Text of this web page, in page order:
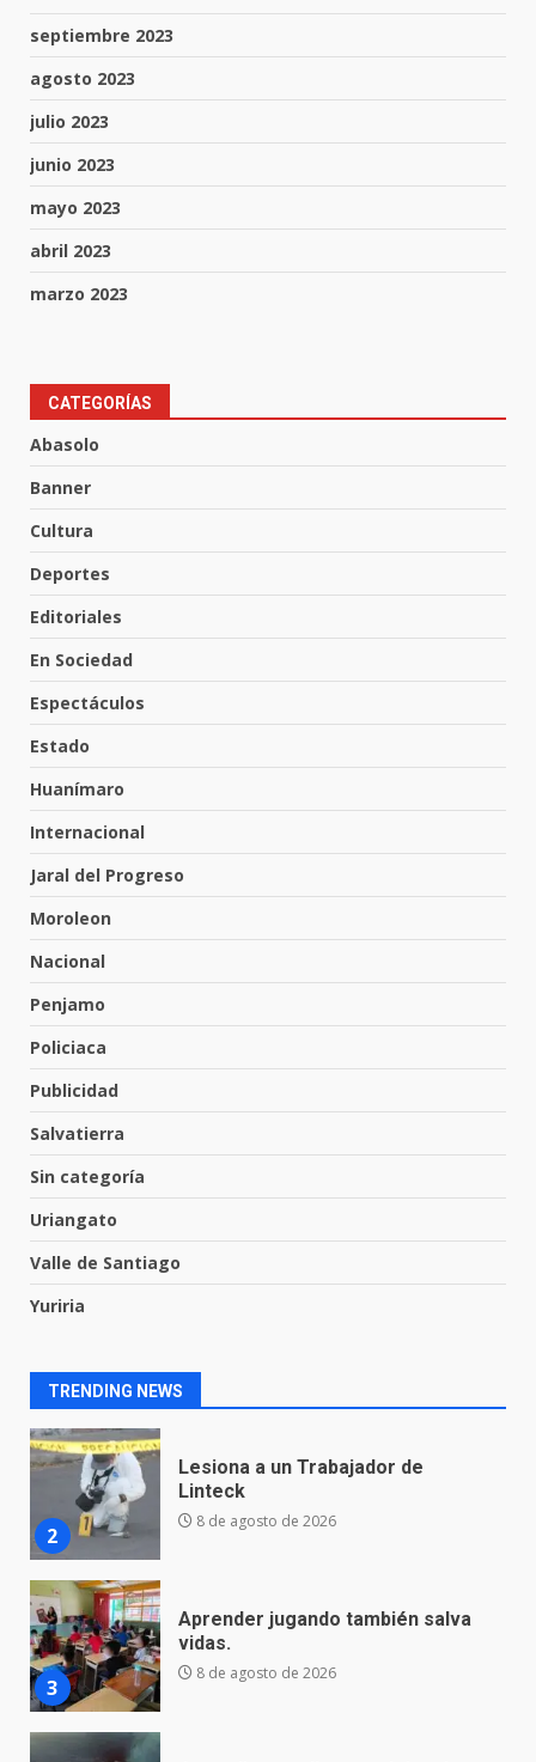
septiembre 2023
agosto 2023
julio 2023
junio 2023
mayo 2023
abril 2023
marzo 2023
CATEGORÍAS
Abasolo
Banner
Cultura
Deportes
Editoriales
En Sociedad
Espectáculos
Estado
Huanímaro
Internacional
Jaral del Progreso
Moroleon
Nacional
Penjamo
Policiaca
Publicidad
Salvatierra
Sin categoría
Uriangato
Valle de Santiago
Yuriria
TRENDING NEWS
8 de agosto de 2026
4
Incendio en taller mecánico de
5
7 de agosto de 2026
6
seguridad con nuevas unidades
7
6 de agosto de 2026
1
2
8 de agosto de 2026
3
Aprender jugando también salva
vidas.
8 de agosto de 2026
4
Incendio en taller mecánico de
Puerto de Águila:
7 de agosto de 2026